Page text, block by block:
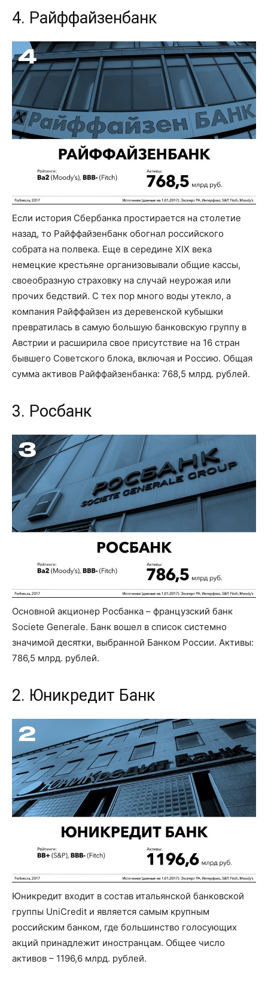
4. Райффайзенбанк
Если история Сбербанка простирается на столетие
назад, то Райффайзенбанк обогнал российского
собрата на полвека. Еще в середине XIX века
немецкие крестьяне организовывали общие кассы,
своеобразную страховку на случай неурожая или
прочих бедствий. С тех пор много воды утекло, а
компания Райффайзен из деревенской кубышки
превратилась в самую большую банковскую группу в
Австрии и расширила свое присутствие на 16 стран
бывшего Советского блока, включая и Россию. Общая
сумма активов Райффайзенбанка: 768,5 млрд. рублей.
3. Росбанк
Основной акционер Росбанка – французский банк
Societe Generale. Банк вошел в список системно
значимой десятки, выбранной Банком России. Активы:
786,5 млрд. рублей.
2. Юникредит Банк
Юникредит входит в состав итальянской банковской
группы UniCredit и является самым крупным
российским банком, где большинство голосующих
акций принадлежит иностранцам. Общее число
активов – 1196,6 млрд. рублей.